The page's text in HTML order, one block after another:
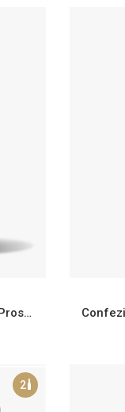
Confezione Da 1 Bottiglia Prosecco Superiore Docg Extra Dry
2